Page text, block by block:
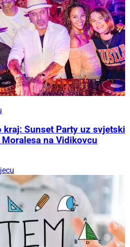
kraj: Sunset Party uz svjetski
na Vidikovcu